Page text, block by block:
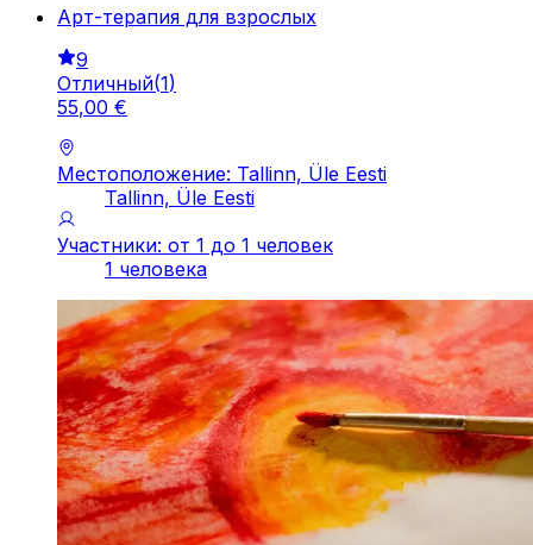
Арт-терапия для взрослых
9
Отличный(1)
55,00 €
Местоположение: Tallinn, Üle Eesti
Tallinn, Üle Eesti
Участники: от 1 до 1 человек
1 человека